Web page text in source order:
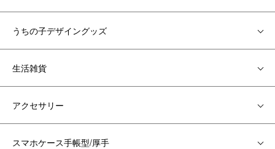
うちの子デザイングッズ
生活雑貨
アクセサリー
スマホケース手帳型/厚手